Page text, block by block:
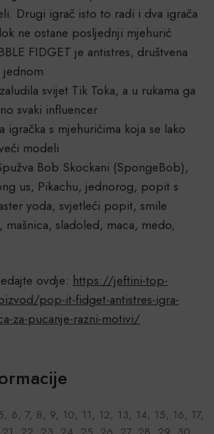
Drugi igrač isto to radi i dva igrača
ne ostane posljednji mjehurić
FIDGET je antistres, društvena
jednom
svijet Tik Toka, a u rukama ga
svaki influencer
igračka s mjehurićima koja se lako
modeli
Bob Skockani (SpongeBob),
us, Pikachu, jednorog, popit s
yoda, svjetleći popit, smile
mašnica, sladoled, maca, medo,
ovdje: https://jeftini-top-
pop-it-fidget-antistres-igra-
za-pucanje-razni-motivi/
6, 7, 8, 9, 10, 11, 12, 13, 14, 15, 16, 17,